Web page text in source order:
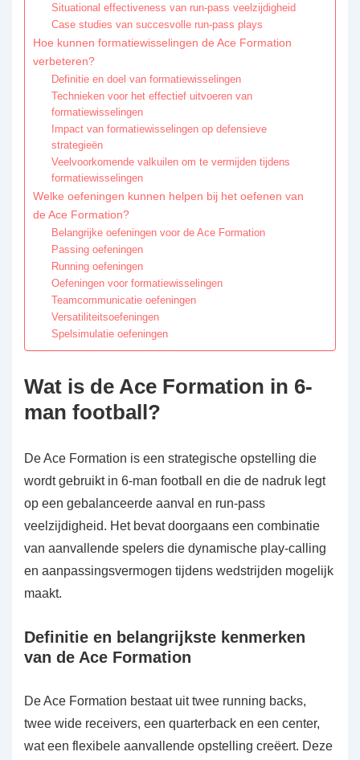
Situational effectiveness van run-pass veelzijdigheid
Case studies van succesvolle run-pass plays
Hoe kunnen formatiewisselingen de Ace Formation
verbeteren?
Definitie en doel van formatiewisselingen
Technieken voor het effectief uitvoeren van
formatiewisselingen
Impact van formatiewisselingen op defensieve
strategieën
Veelvoorkomende valkuilen om te vermijden tijdens
formatiewisselingen
Welke oefeningen kunnen helpen bij het oefenen van
de Ace Formation?
Belangrijke oefeningen voor de Ace Formation
Passing oefeningen
Running oefeningen
Oefeningen voor formatiewisselingen
Teamcommunicatie oefeningen
Versatiliteitsoefeningen
Spelsimulatie oefeningen
Wat is de Ace Formation in 6-
man football?
De Ace Formation is een strategische opstelling die
wordt gebruikt in 6-man football en die de nadruk legt
op een gebalanceerde aanval en run-pass
veelzijdigheid. Het bevat doorgaans een combinatie
van aanvallende spelers die dynamische play-calling
en aanpassingsvermogen tijdens wedstrijden mogelijk
maakt.
Definitie en belangrijkste kenmerken
van de Ace Formation
De Ace Formation bestaat uit twee running backs,
twee wide receivers, een quarterback en een center,
wat een flexibele aanvallende opstelling creëert. Deze